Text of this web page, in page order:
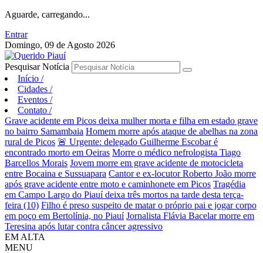
Aguarde, carregando...
Entrar
Domingo, 09 de Agosto 2026
Pesquisar Notícia
Início /
Cidades /
Eventos /
Contato /
Grave acidente em Picos deixa mulher morta e filha em estado grave
no bairro Samambaia Homem morre após ataque de abelhas na zona
rural de Picos 🚨 Urgente: delegado Guilherme Escobar é
encontrado morto em Oeiras Morre o médico nefrologista Tiago
Barcellos Morais Jovem morre em grave acidente de motocicleta
entre Bocaina e Sussuapara Cantor e ex-locutor Roberto João morre
após grave acidente entre moto e caminhonete em Picos Tragédia
em Campo Largo do Piauí deixa três mortos na tarde desta terça-
feira (10) Filho é preso suspeito de matar o próprio pai e jogar corpo
em poço em Bertolínia, no Piauí Jornalista Flávia Bacelar morre em
Teresina após lutar contra câncer agressivo
EM ALTA
MENU